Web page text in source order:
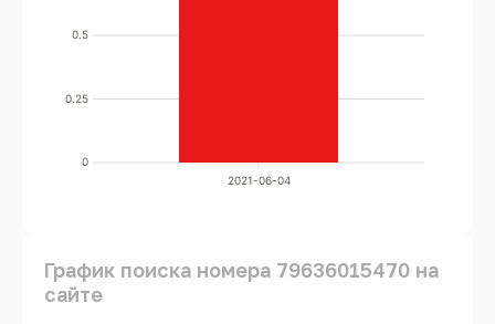
0
0.25
0.5
2021-06-04
График поиска номера 79636015470 на
сайте